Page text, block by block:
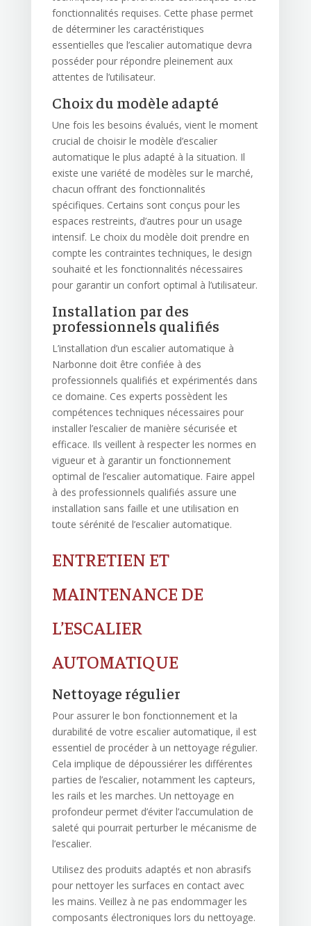
fonctionnalités requises. Cette phase permet
de déterminer les caractéristiques
essentielles que l’escalier automatique devra
posséder pour répondre pleinement aux
attentes de l’utilisateur.
Choix du modèle adapté
Une fois les besoins évalués, vient le moment
crucial de choisir le modèle d’escalier
automatique le plus adapté à la situation. Il
existe une variété de modèles sur le marché,
chacun offrant des fonctionnalités
spécifiques. Certains sont conçus pour les
espaces restreints, d’autres pour un usage
intensif. Le choix du modèle doit prendre en
compte les contraintes techniques, le design
souhaité et les fonctionnalités nécessaires
pour garantir un confort optimal à l’utilisateur.
Installation par des
professionnels qualifiés
L’installation d’un escalier automatique à
Narbonne doit être confiée à des
professionnels qualifiés et expérimentés dans
ce domaine. Ces experts possèdent les
compétences techniques nécessaires pour
installer l’escalier de manière sécurisée et
efficace. Ils veillent à respecter les normes en
vigueur et à garantir un fonctionnement
optimal de l’escalier automatique. Faire appel
à des professionnels qualifiés assure une
installation sans faille et une utilisation en
toute sérénité de l’escalier automatique.
ENTRETIEN ET
MAINTENANCE DE
L’ESCALIER
AUTOMATIQUE
Nettoyage régulier
Pour assurer le bon fonctionnement et la
durabilité de votre escalier automatique, il est
essentiel de procéder à un nettoyage régulier.
Cela implique de dépoussiérer les différentes
parties de l’escalier, notamment les capteurs,
les rails et les marches. Un nettoyage en
profondeur permet d’éviter l’accumulation de
saleté qui pourrait perturber le mécanisme de
l’escalier.
Utilisez des produits adaptés et non abrasifs
pour nettoyer les surfaces en contact avec
les mains. Veillez à ne pas endommager les
composants électroniques lors du nettoyage.